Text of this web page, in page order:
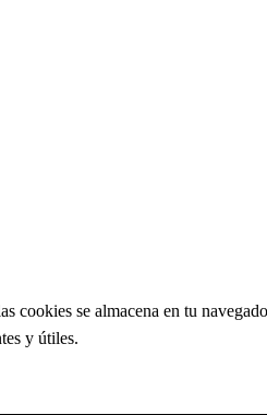
se almacena en tu
y útiles.